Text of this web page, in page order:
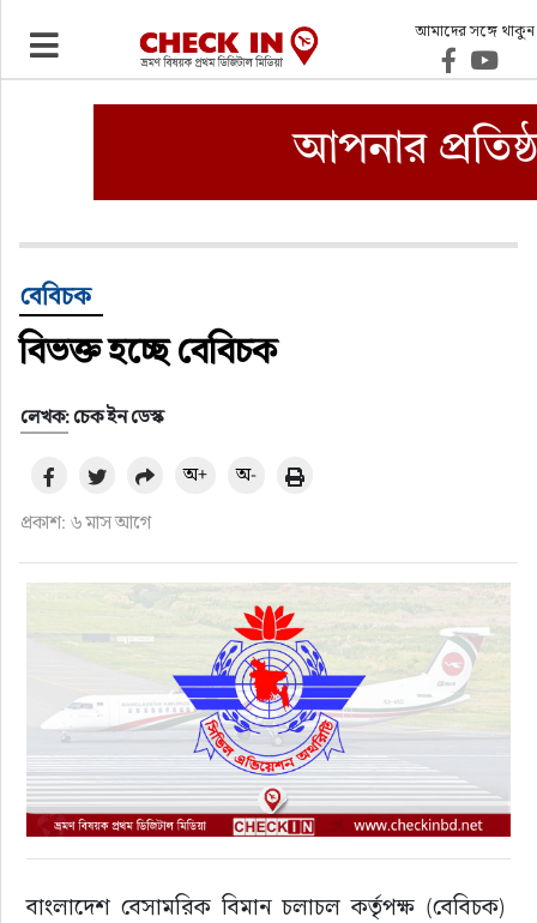
আমাদের সঙ্গে থাকুন
ভ্রমণ
ওটিএ
হোটেল-মোটেল-রিসোর্ট
বিদেশযাত্রা
প্রবাস
ভিডিও
আরও
বেবিচক
বিভক্ত হচ্ছে বেবিচক
লেখক: চেক ইন ডেস্ক
প্রকাশ: ৬ মাস আগে
অ+ অ-
বাংলাদেশ বেসামরিক বিমান চলাচল কর্তৃপক্ষ (বেবিচক)